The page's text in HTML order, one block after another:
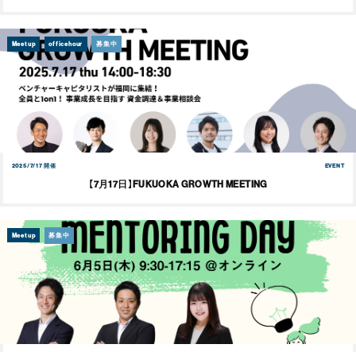
Meetup officehour 募集中
2025/7/17 開催 EVENT
【7月17日】FUKUOKA GROWTH MEETING
Meetup 募集中